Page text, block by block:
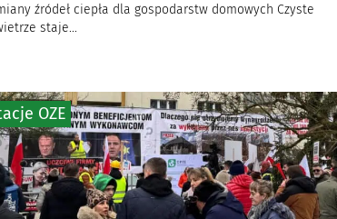
źródeł ciepła dla gospodarstw domowych Czyste
staje...
OZE